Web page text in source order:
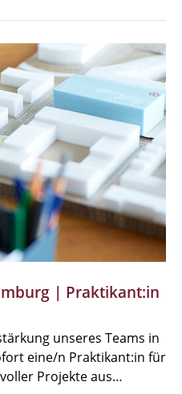
| Praktikant:in
unseres Teams in
eine/n Praktikant:in für
Projekte aus…